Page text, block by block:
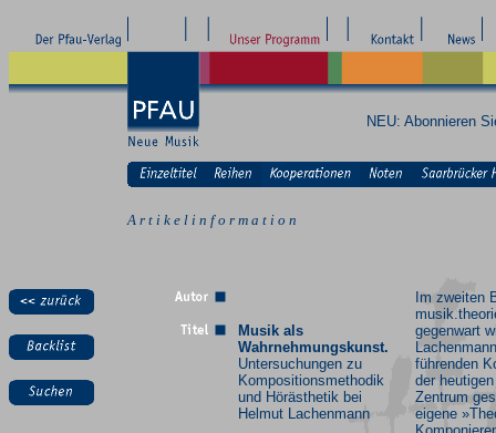
NEU: Abonnieren
A r t i k e l i n f o r m a t i o n
Musik als
Wahrnehmungskunst.
Untersuchungen zu
Kompositionsmethodik
und Hörästhetik bei
Helmut Lachenmann
Im zweiten
gegenwart
führenden
der
Zentrum
eigene